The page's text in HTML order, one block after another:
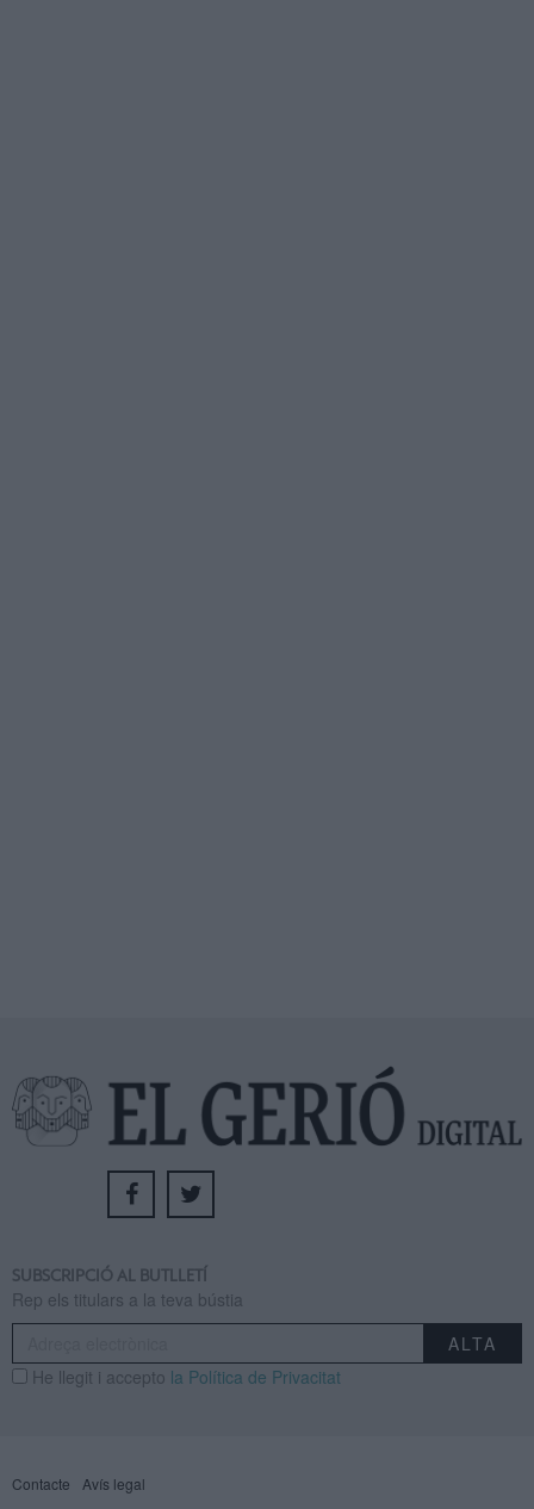
SUBSCRIPCIÓ AL BUTLLETÍ
Rep els titulars a la teva bústia
He llegit i accepto la Política de Privacitat
Contacte Avís legal